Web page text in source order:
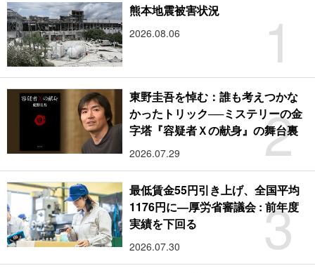
1
熊本地震被害状況
2026.08.06
2
東野圭吾を悼む：誰も考えつかな
かったトリック──ミステリーの金
字塔『容疑者Ｘの献身』の舞台裏
2026.07.29
3
最低賃金55円引き上げ、全国平均
1176円に―厚労省審議会 : 前年度
実績を下回る
2026.07.30